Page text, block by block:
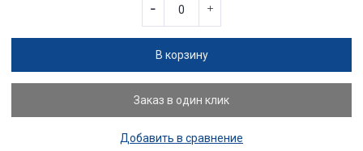
В корзину
Заказ в один клик
Добавить в сравнение